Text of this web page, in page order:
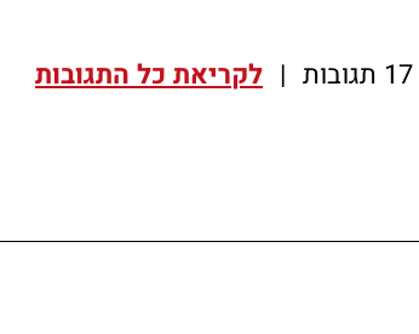
17 תגובות | לקריאת כל התגובות